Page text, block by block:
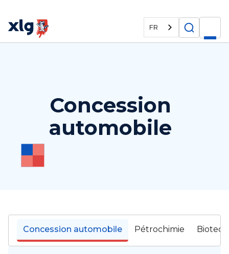
FR
Concession
automobile
Pétrochimie
Concession automobile